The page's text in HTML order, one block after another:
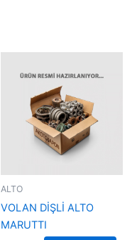
ALTO
VOLAN DİŞLİ ALTO
MARUTTI